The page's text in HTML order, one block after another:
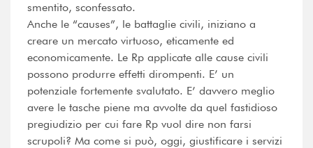
smentito, sconfessato.
Anche le “causes”, le battaglie civili, iniziano a
creare un mercato virtuoso, eticamente ed
economicamente. Le Rp applicate alle cause civili
possono produrre effetti dirompenti. E’ un
potenziale fortemente svalutato. E’ davvero meglio
avere le tasche piene ma avvolte da quel fastidioso
pregiudizio per cui fare Rp vuol dire non farsi
scrupoli? Ma come si può, oggi, giustificare i servizi